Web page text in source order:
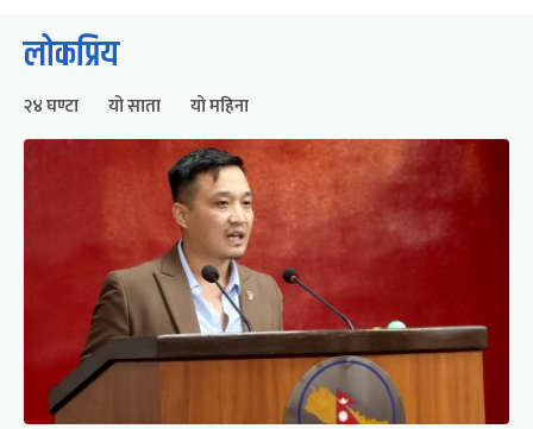
लोकप्रिय
२४ घण्टा यो साता यो महिना